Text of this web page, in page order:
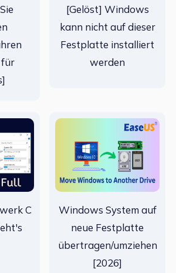
für
[Gelöst] Windows
kann nicht auf dieser
Festplatte installiert
werden
C
Windows System auf
neue Festplatte
übertragen/umziehen
[2026]